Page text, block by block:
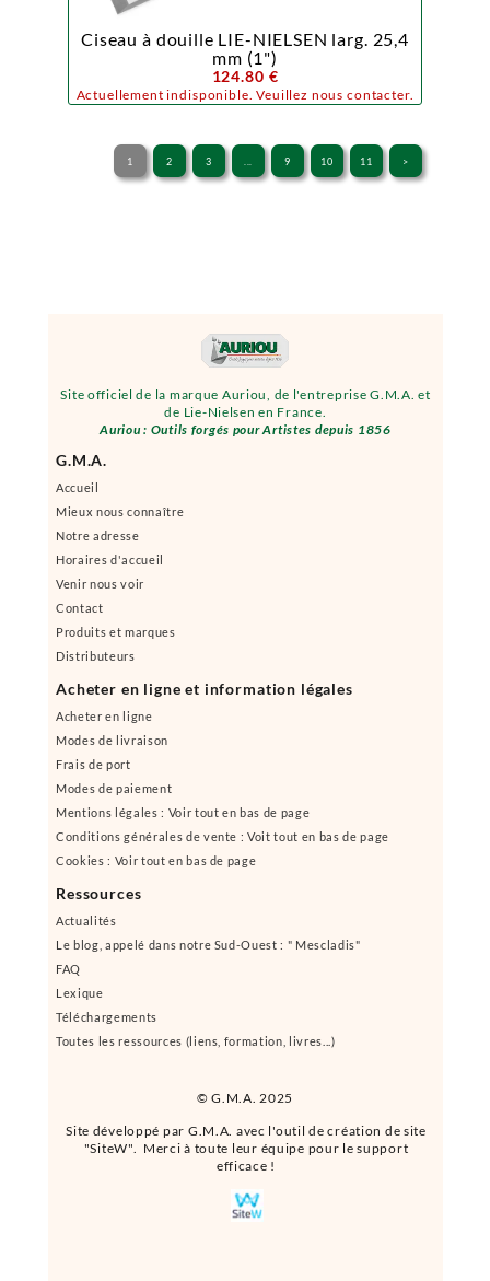
© G.M.A. 2025
Site officiel de la marque Auriou, de l'entreprise G.M.A. et
de Lie-Nielsen en France.
Auriou : Outils forgés pour Artistes depuis 1856
Site développé par G.M.A. avec l'outil de création de site
"SiteW". Merci à toute leur équipe pour le support
efficace !
G.M.A.
Accueil
Mieux nous connaître
Notre adresse
Horaires d'accueil
Venir nous voir
Contact
Produits et marques
Distributeurs
Acheter en ligne et information légales
Acheter en ligne
Modes de livraison
Frais de port
Modes de paiement
Mentions légales : Voir tout en bas de page
Conditions générales de vente : Voit tout en bas de page
Cookies : Voir tout en bas de page
Ressources
Actualités
Le blog, appelé dans notre Sud-Ouest : " Mescladis"
FAQ
Lexique
Téléchargements
Toutes les ressources (liens, formation, livres...)
Ciseau à douille LIE-NIELSEN larg. 25,4
mm (1")
124.80 €
Actuellement indisponible. Veuillez nous contacter.
1 2 3 9 10 11 >